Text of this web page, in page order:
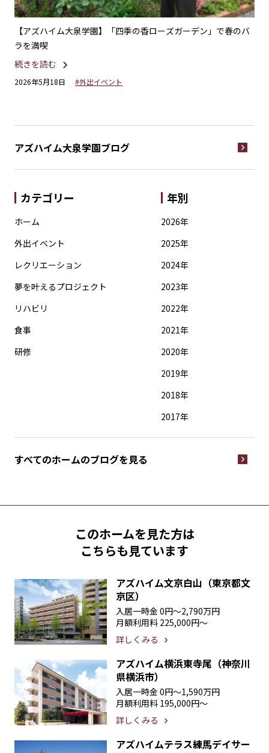
【アズハイム大泉学園】 春の公園と白子川沿いで楽しむ桜散歩
続きを読む
2026年4月21日
アズハイム大泉学園ブログ
カテゴリー
ホーム
外出イベント
レクリエーション
夢を叶えるプロジェクト
リハビリ
食事
研修
年別
2026年
2025年
2024年
2023年
2022年
2021年
2020年
2019年
2018年
2017年
すべてのホームのブログを見る
このホームを見た方は
こちらも見ています
アズハイム文京白山（東京都文
京区）
入居一時金 0円〜2,790万円
月額利用料 225,000円〜
詳しくみる
アズハイム横浜東寺尾（神奈川
県横浜市）
入居一時金 0円〜1,590万円
月額利用料 195,000円〜
詳しくみる
アズハイムテラス練馬デイサー